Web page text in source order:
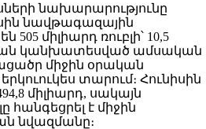
նախարարությունը
նավթագազային
505 միլիարդ ռուբլի՝ 10,5
կանխատեսված ամսական
միջին օրական
տարում։ Հունիսին
միլիարդ, սակայն
հանգեցրել է միջին
նվազմանը։